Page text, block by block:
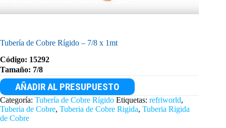
Tubería de Cobre Rígido – 7/8 x 1mt
Código: 15292
Tamaño: 7/8
AÑADIR AL PRESUPUESTO
Categoría: Tubería de Cobre Rígido Etiquetas: refriworld,
Tuberia de Cobre, Tuberia de Cobre Rigida, Tuberia Rigida
de Cobre